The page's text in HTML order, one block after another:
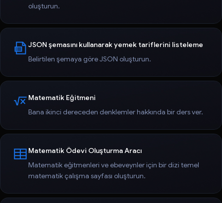
oluşturun.
JSON şemasını kullanarak yemek tariflerini listeleme
Belirtilen şemaya göre JSON oluşturun.
Matematik Eğitmeni
Bana ikinci dereceden denklemler hakkında bir ders ver.
Matematik Ödevi Oluşturma Aracı
Matematik eğitmenleri ve ebeveynler için bir dizi temel
matematik çalışma sayfası oluşturun.